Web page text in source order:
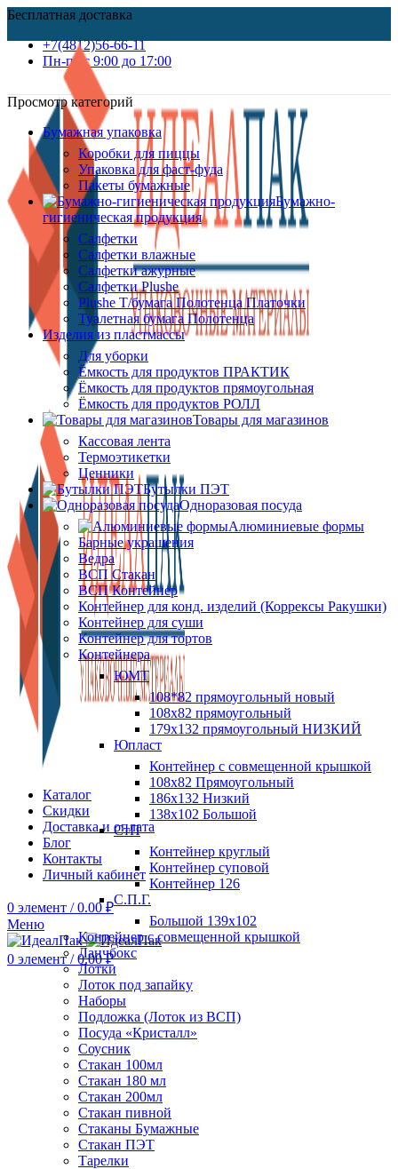
Бесплатная доставка
+7(4812)56-66-11
Пн-пт c 9:00 до 17:00
Каталог
Скидки
Доставка и оплата
Блог
Контакты
Личный кабинет
0 элемент / 0.00₽
Меню
0 элемент / 0.00₽
Просмотр категорий
Бумажная упаковка
Коробки для пиццы
Упаковка для фаст-фуда
Пакеты бумажные
Бумажно-
гигиеническая продукция
Салфетки
Салфетки влажные
Салфетки ажурные
Салфетки Plushe
Plushe Т/бумага Полотенца Платочки
Туалетная бумага Полотенца
Изделия из пластмассы
Для уборки
Ёмкость для продуктов ПРАКТИК
Ёмкость для продуктов прямоугольная
Ёмкость для продуктов РОЛЛ
Товары для магазинов
Кассовая лента
Термоэтикетки
Ценники
Бутылки ПЭТ
Одноразовая посуда
Алюминиевые формы
Барные украшения
Ведра
ВСП Стакан
ВСП Контейнер
Контейнер для конд. изделий (Коррексы Ракушки)
Контейнер для суши
Контейнер для тортов
Контейнера
ЮМТ
108*82 прямоугольный новый
108х82 прямоугольный
179х132 прямоугольный НИЗКИЙ
Юпласт
Контейнер с совмещенной крышкой
108х82 Прямоугольный
186х132 Низкий
138х102 Большой
СтП
Контейнер круглый
Контейнер суповой
Контейнер 126
С.П.Г.
Большой 139х102
Контейнер с совмещенной крышкой
Ланчбокс
Лотки
Лоток под запайку
Наборы
Подложка (Лоток из ВСП)
Посуда «Кристалл»
Соусник
Стакан 100мл
Стакан 180 мл
Стакан 200мл
Стакан пивной
Стаканы Бумажные
Стакан ПЭТ
Тарелки